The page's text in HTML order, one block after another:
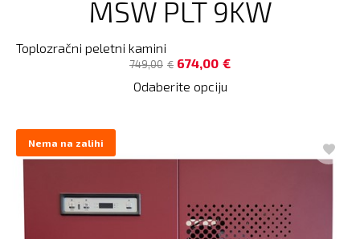
MSW PLT 9KW
Toplozračni peletni kamini
€
749,00 €
674,00
Odaberite opciju
Nema na zalihi